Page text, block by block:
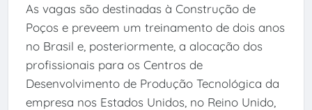
As vagas são destinadas à Construção de
Poços e preveem um treinamento de dois anos
no Brasil e, posteriormente, a alocação dos
profissionais para os Centros de
Desenvolvimento de Produção Tecnológica da
empresa nos Estados Unidos, no Reino Unido,